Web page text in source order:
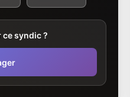
ce syndic ?